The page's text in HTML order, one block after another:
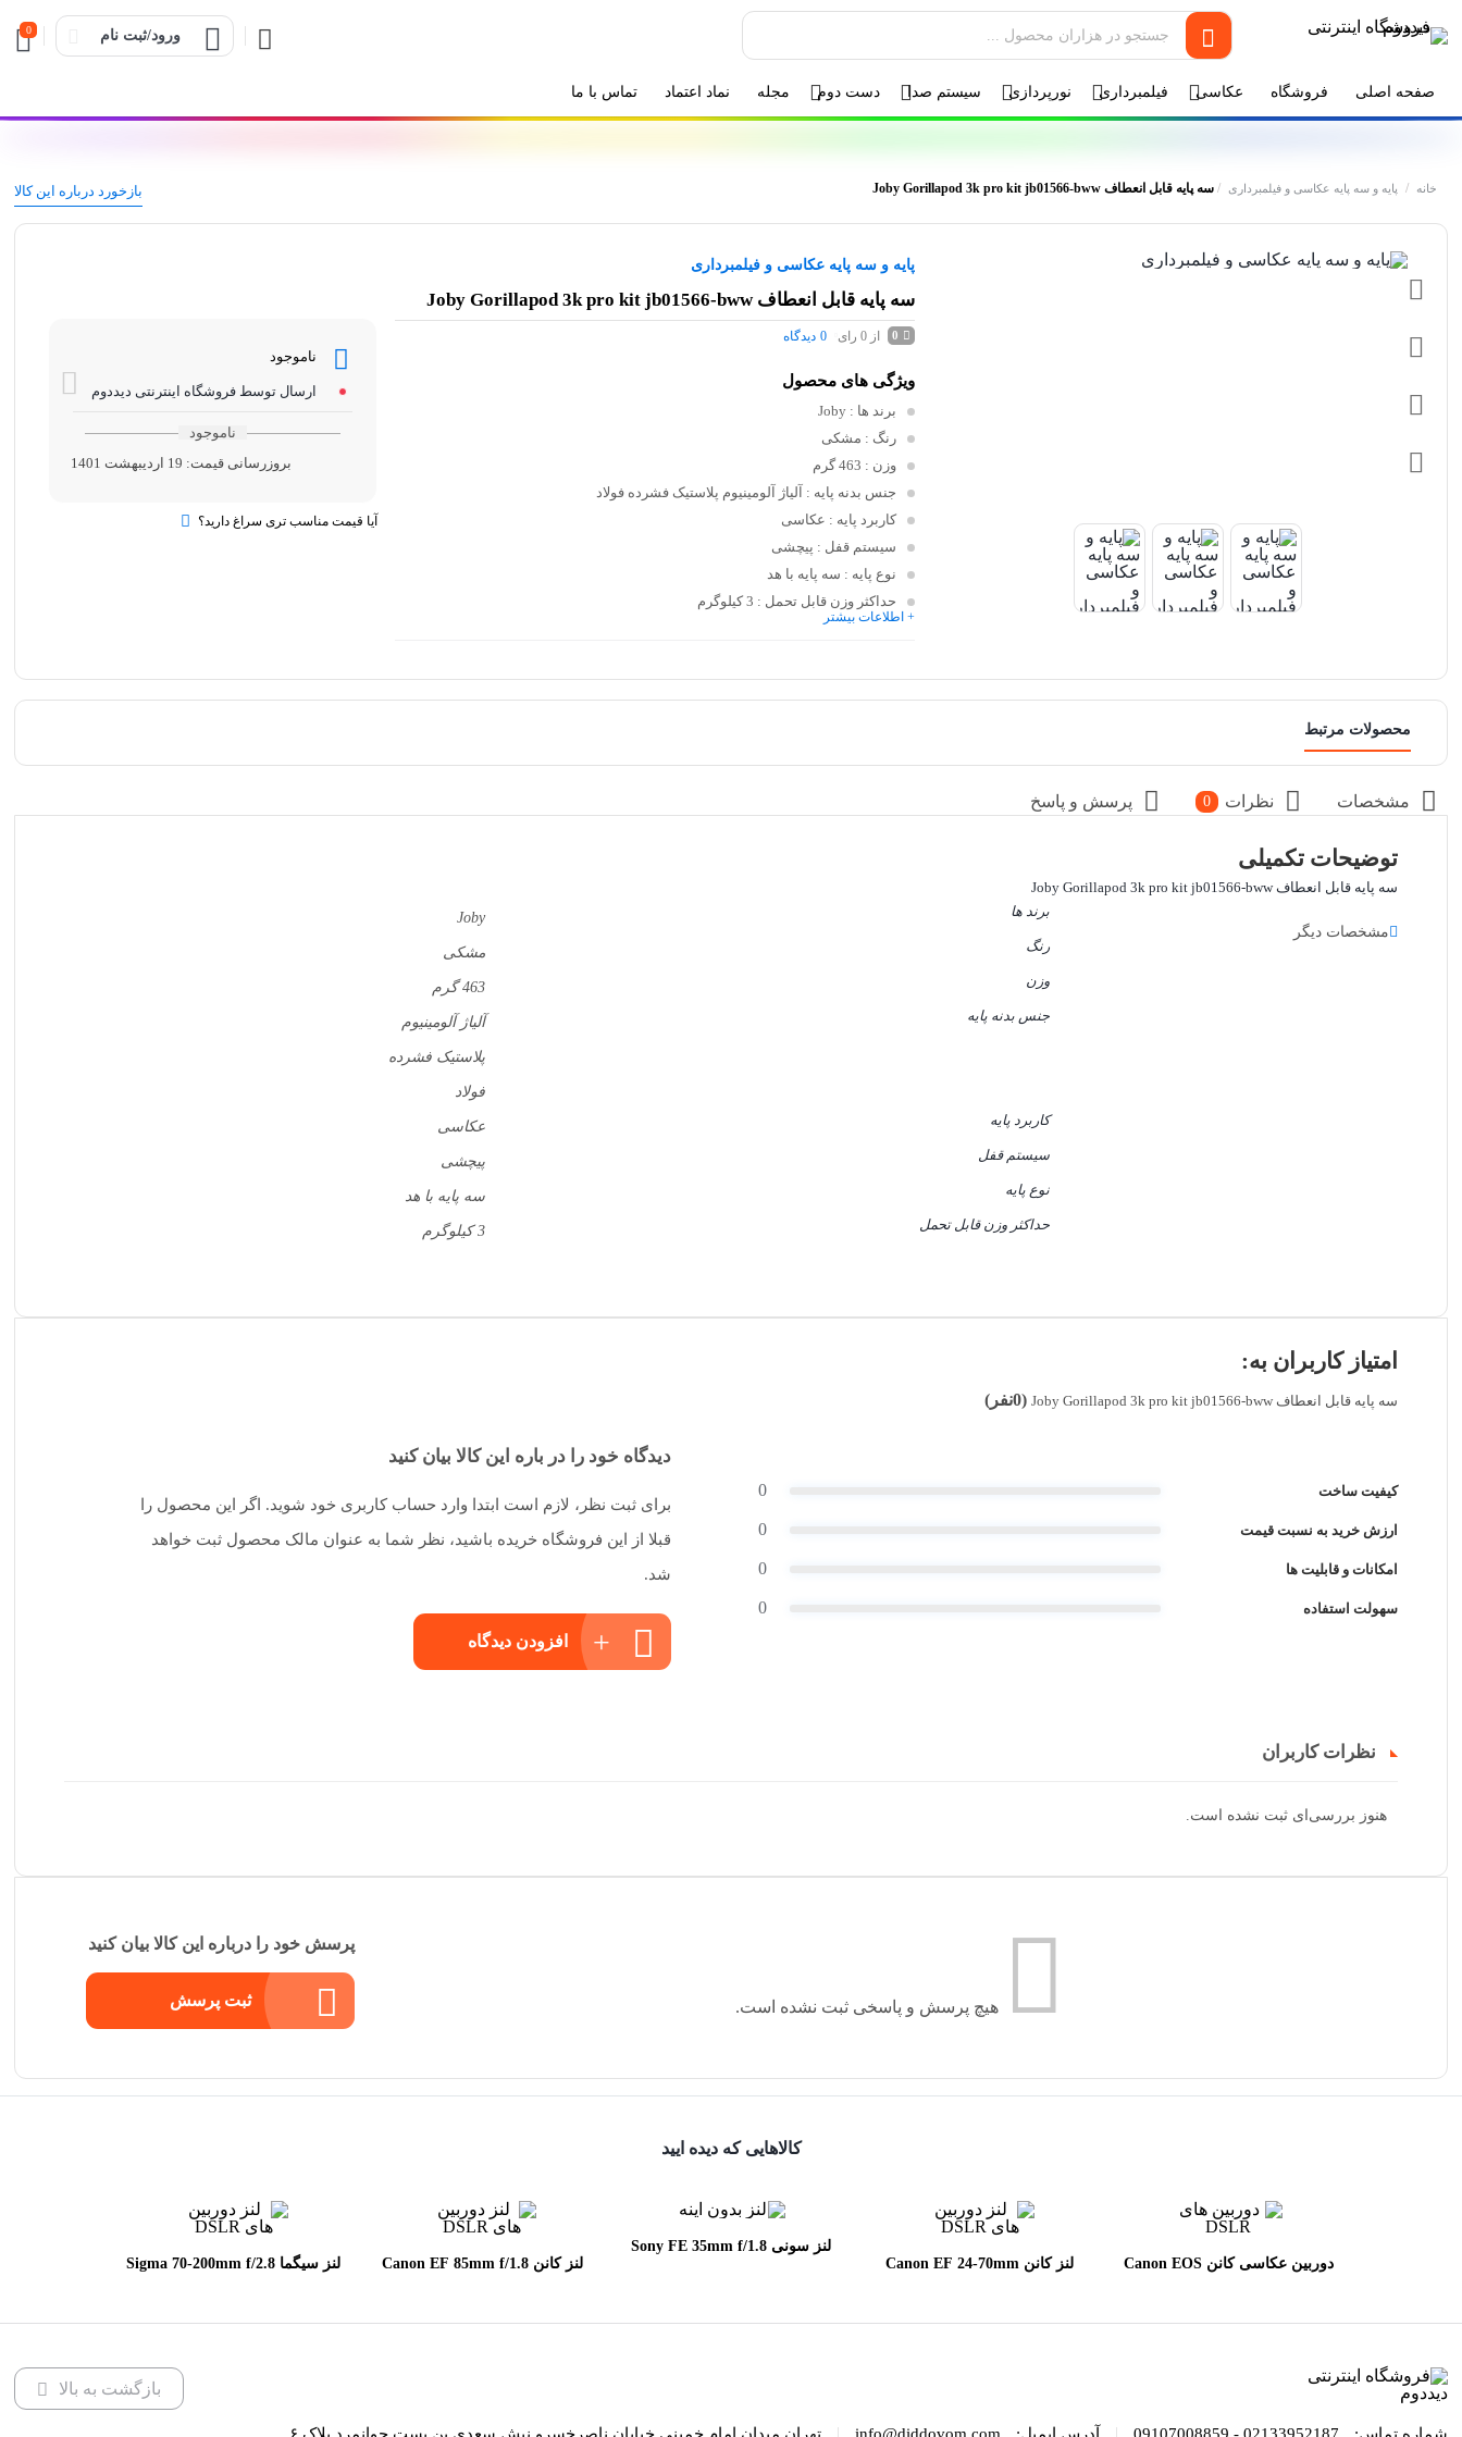
ورود/ثبت نام 0
صفحه اصلی فروشگاه عکاسی فیلمبرداری نورپردازی سیستم صدا دست دوم مجله نماد اعتماد تماس با ما
بازخورد درباره این کالا خانه / پایه و سه پایه عکاسی و فیلمبرداری /سه پایه قابل انعطاف Joby Gorillapod 3k pro kit jb01566-bww
پایه و سه پایه عکاسی و فیلمبرداری
سه پایه قابل انعطاف Joby Gorillapod 3k pro kit jb01566-bww
0 از 0 رای 0 دیدگاه
ویژگی های محصول
برند ها : Joby
رنگ : مشکی
وزن : 463 گرم
جنس بدنه پایه : آلیاژ آلومینیوم پلاستیک فشرده فولاد
کاربرد پایه : عکاسی
سیستم قفل : پیچشی
نوع پایه : سه پایه با هد
حداکثر وزن قابل تحمل : 3 کیلوگرم
+ اطلاعات بیشتر
ناموجود
ارسال توسط فروشگاه اینترنتی دیددوم
ناموجود
بروزرسانی قیمت: 19 اردیبهشت 1401
آیا قیمت مناسب تری سراغ دارید؟
محصولات مرتبط
مشخصات نظرات 0 پرسش و پاسخ
توضیحات تکمیلی
سه پایه قابل انعطاف Joby Gorillapod 3k pro kit jb01566-bww
مشخصات دیگر
برند ها
Joby
رنگ
مشکی
وزن
463 گرم
جنس بدنه پایه
آلیاژ آلومینیوم
پلاستیک فشرده
فولاد
کاربرد پایه
عکاسی
سیستم قفل
پیچشی
نوع پایه
سه پایه با هد
حداکثر وزن قابل تحمل
3 کیلوگرم
امتیاز کاربران به:
سه پایه قابل انعطاف Joby Gorillapod 3k pro kit jb01566-bww (0نفر)
کیفیت ساخت 0
ارزش خرید به نسبت قیمت 0
امکانات و قابلیت ها 0
سهولت استفاده 0
دیدگاه خود را در باره این کالا بیان کنید
برای ثبت نظر، لازم است ابتدا وارد حساب کاربری خود شوید. اگر این محصول را
قبلا از این فروشگاه خریده باشید، نظر شما به عنوان مالک محصول ثبت خواهد
شد.
افزودن دیدگاه
نظرات کاربران
هنوز بررسی‌ای ثبت نشده است.
هیچ پرسش و پاسخی ثبت نشده است.
پرسش خود را درباره این کالا بیان کنید
ثبت پرسش
کالاهایی که دیده ایید
دوربین عکاسی کانن Canon EOS لنز کانن Canon EF 24-70mm
لنز سونی Sony FE 35mm f/1.8
لنز کانن Canon EF 85mm f/1.8
لنز سیگما Sigma 70-200mm f/2.8
بازگشت به بالا